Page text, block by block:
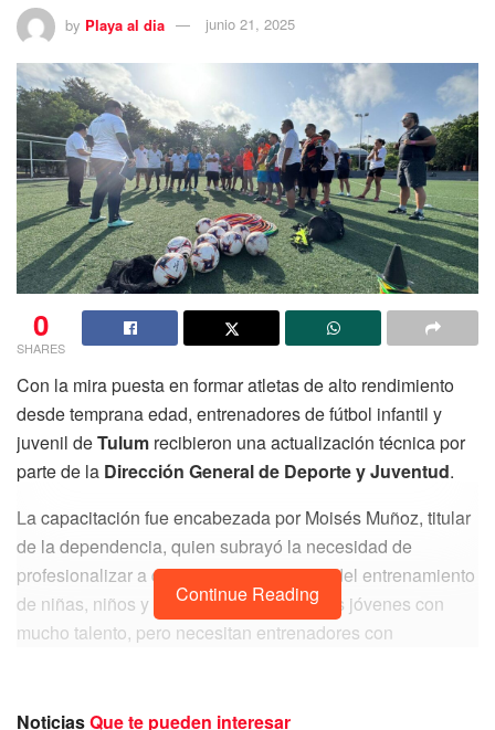
by Playa al dia junio 21, 2025
0
SHARES
Con la mira puesta en formar atletas de alto rendimiento
desde temprana edad, entrenadores de fútbol infantil y
juvenil deTulum recibieron una actualización técnica por
parte de la Dirección General de Deporte y Juventud.
La capacitación fue encabezada por Moisés Muñoz, titular
de la dependencia, quien subrayó la necesidad de
profesionalizar a quienes están al frente del entrenamiento
de niñas, niños y adolescentes. “Tenemos jóvenes con
mucho talento, pero necesitan entrenadores con
Continue Reading
NoticiasQue te pueden interesar